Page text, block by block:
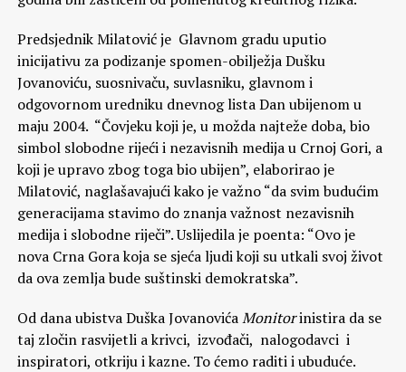
Predsjednik Milatović je Glavnom gradu uputio
inicijativu za podizanje spomen-obilježja Dušku
Jovanoviću, suosnivaču, suvlasniku, glavnom i
odgovornom uredniku dnevnog lista Dan ubijenom u
maju 2004. “Čovjeku koji je, u možda najteže doba, bio
simbol slobodne rijeći i nezavisnih medija u Crnoj Gori, a
koji je upravo zbog toga bio ubijen”, elaborirao je
Milatović, naglašavajući kako je važno “da svim budućim
generacijama stavimo do znanja važnost nezavisnih
medija i slobodne riječi”. Uslijedila je poenta: “Ovo je
nova Crna Gora koja se sjeća ljudi koji su utkali svoj život
da ova zemlja bude suštinski demokratska”.
Od dana ubistva Duška JovanovićaMonitorinistira da se
taj zločin rasvijetli a krivci, izvođači, nalogodavci i
inspiratori, otkriju i kazne. To ćemo raditi i ubuduće.